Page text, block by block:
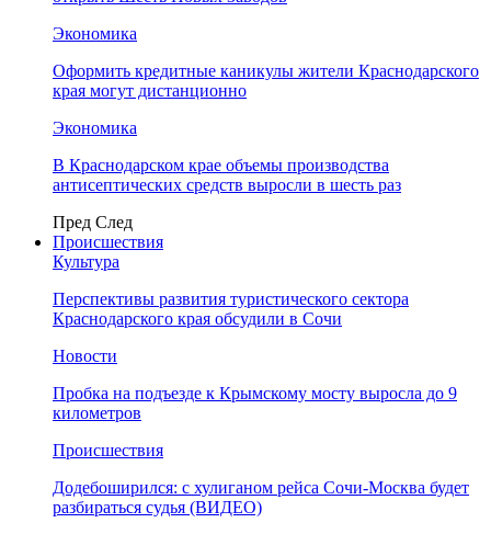
Экономика
Оформить кредитные каникулы жители Краснодарского
края могут дистанционно
Экономика
В Краснодарском крае объемы производства
антисептических средств выросли в шесть раз
Пред След
Происшествия
Культура
Перспективы развития туристического сектора
Краснодарского края обсудили в Сочи
Новости
Пробка на подъезде к Крымскому мосту выросла до 9
километров
Происшествия
Додебоширился: с хулиганом рейса Сочи-Москва будет
разбираться судья (ВИДЕО)